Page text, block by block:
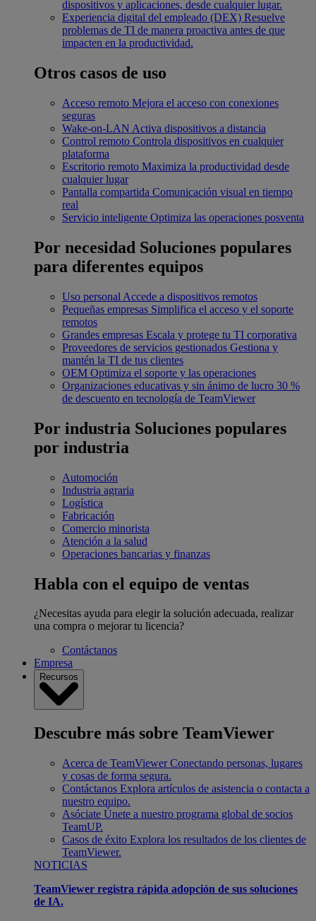
dispositivos y aplicaciones, desde cualquier lugar.
Experiencia digital del empleado (DEX) Resuelve
problemas de TI de manera proactiva antes de que
impacten en la productividad.
Otros casos de uso
Acceso remoto Mejora el acceso con conexiones
seguras
Wake-on-LAN Activa dispositivos a distancia
Control remoto Controla dispositivos en cualquier
plataforma
Escritorio remoto Maximiza la productividad desde
cualquier lugar
Pantalla compartida Comunicación visual en tiempo
real
Servicio inteligente Optimiza las operaciones posventa
Por necesidad Soluciones populares
para diferentes equipos
Uso personal Accede a dispositivos remotos
Pequeñas empresas Simplifica el acceso y el soporte
remotos
Grandes empresas Escala y protege tu TI corporativa
Proveedores de servicios gestionados Gestiona y
mantén la TI de tus clientes
OEM Optimiza el soporte y las operaciones
Organizaciones educativas y sin ánimo de lucro 30 %
de descuento en tecnología de TeamViewer
Por industria Soluciones populares
por industria
Automoción
Industria agraria
Logística
Fabricación
Comercio minorista
Atención a la salud
Operaciones bancarias y finanzas
Habla con el equipo de ventas
¿Necesitas ayuda para elegir la solución adecuada, realizar
una compra o mejorar tu licencia?
Contáctanos
Empresa
Recursos
Descubre más sobre TeamViewer
Acerca de TeamViewer Conectando personas, lugares
y cosas de forma segura.
Contáctanos Explora artículos de asistencia o contacta a
nuestro equipo.
Asóciate Únete a nuestro programa global de socios
TeamUP.
Casos de éxito Explora los resultados de los clientes de
TeamViewer.
NOTICIAS
TeamViewer registra rápida adopción de sus soluciones
de IA.